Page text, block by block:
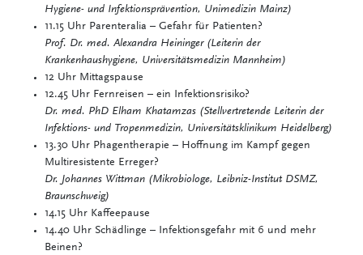
Hygiene- und Infektionsprävention, Unimedizin Mainz)
11.15 Uhr Parenteralia – Gefahr für Patienten?
Prof. Dr. med. Alexandra Heininger (Leiterin der
Krankenhaushygiene, Universitätsmedizin Mannheim)
12 Uhr Mittagspause
12.45 Uhr Fernreisen – ein Infektionsrisiko?
Dr. med. PhD Elham Khatamzas (Stellvertretende Leiterin der
Infektions- und Tropenmedizin, Universitätsklinikum Heidelberg)
13.30 Uhr Phagentherapie – Hoffnung im Kampf gegen
Multiresistente Erreger?
Dr. Johannes Wittman (Mikrobiologe, Leibniz-Institut DSMZ,
Braunschweig)
14.15 Uhr Kaffeepause
14.40 Uhr Schädlinge – Infektionsgefahr mit 6 und mehr
Beinen?